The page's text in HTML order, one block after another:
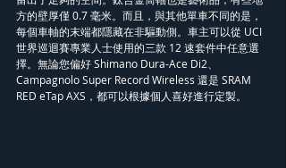
方的壁厚僅 0.7 毫米。而且，與其他單車不同的是，
每個車軸的末端都隱藏在非驅動側。車主可以從 UCI
世界巡迴賽專業人士使用的三款 12 速套件中任意選
擇。無論您偏好 Shimano Dura-Ace Di2、
Campagnolo Super Record Wireless 還是 SRAM
RED eTap AXS，都可以根據個人喜好進行定製。